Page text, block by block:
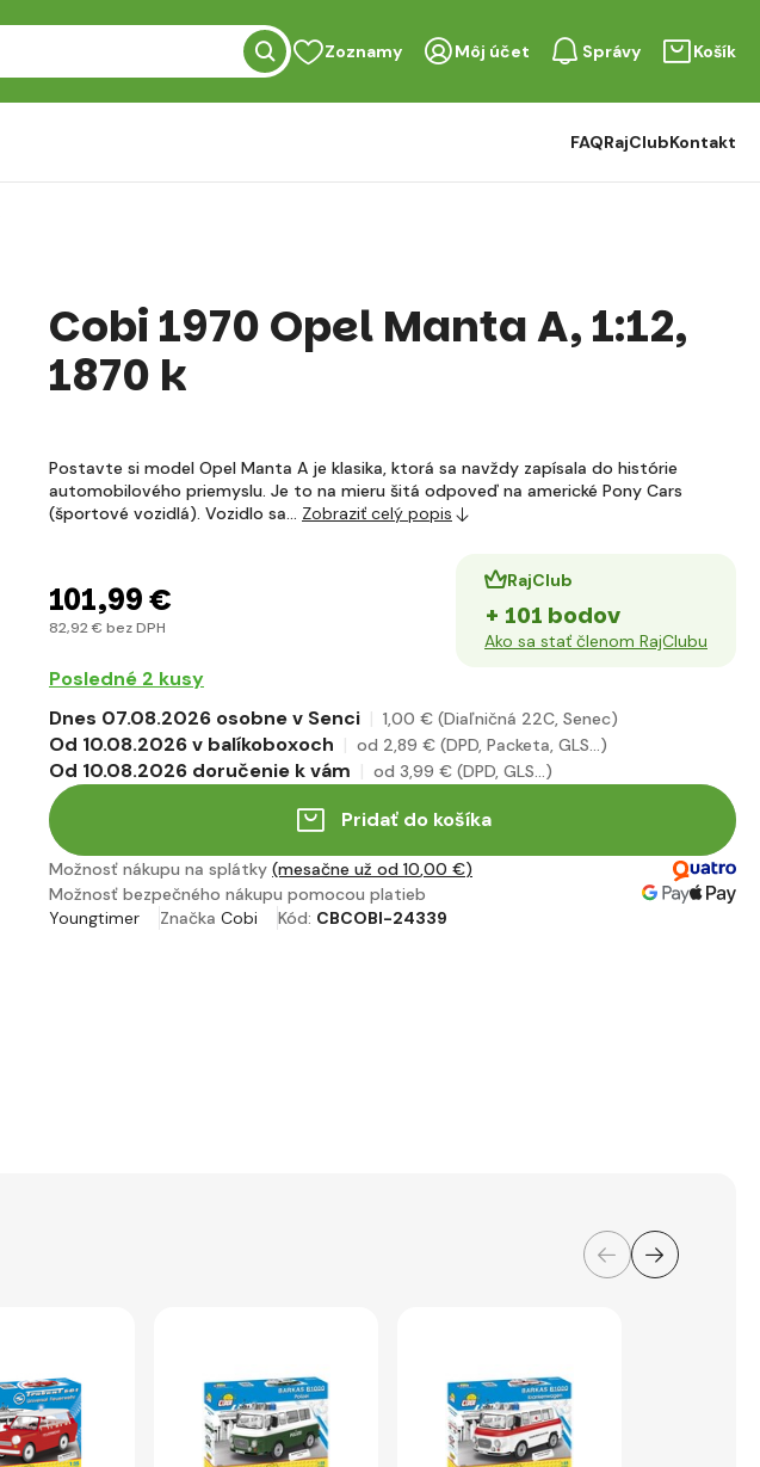
Zoznamy Môj účet Správy Košík
FAQRajClubKontakt
Cobi 1970 Opel Manta A, 1:12,
1870 k
Postavte si model Opel Manta A je klasika, ktorá sa navždy zapísala do histórie
automobilového priemyslu. Je to na mieru šitá odpoveď na americké Pony Cars
(športové vozidlá). Vozidlo sa… Zobraziť celý popis
101,99 €
82,92 € bez DPH
RajClub
+ 101 bodov
Ako sa stať členom RajClubu
Posledné 2 kusy
Dnes 07.08.2026 osobne v Senci
1,00 € (Diaľničná 22C, Senec)
Od 10.08.2026 v balíkoboxoch od 2,89 € (DPD, Packeta, GLS...)
Od 10.08.2026 doručenie k vám od 3,99 € (DPD, GLS...)
Pridať do košíka
Možnosť nákupu na splátky (mesačne už od 10,00 €)
Možnosť bezpečného nákupu pomocou platieb
Youngtimer
Značka Cobi Kód: CBCOBI-24339